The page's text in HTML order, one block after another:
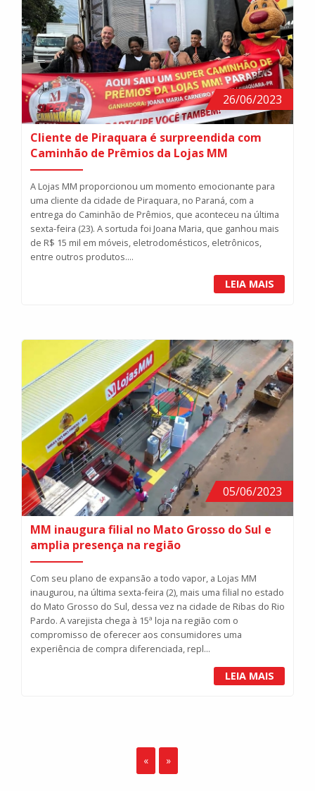
26/06/2023
Cliente de Piraquara é surpreendida com
Caminhão de Prêmios da Lojas MM
A Lojas MM proporcionou um momento emocionante para
uma cliente da cidade de Piraquara, no Paraná, com a
entrega do Caminhão de Prêmios, que aconteceu na última
sexta-feira (23). A sortuda foi Joana Maria, que ganhou mais
de R$ 15 mil em móveis, eletrodomésticos, eletrônicos,
entre outros produtos....
LEIA MAIS
05/06/2023
MM inaugura filial no Mato Grosso do Sul e
amplia presença na região
Com seu plano de expansão a todo vapor, a Lojas MM
inaugurou, na última sexta-feira (2), mais uma filial no estado
do Mato Grosso do Sul, dessa vez na cidade de Ribas do Rio
Pardo. A varejista chega à 15ª loja na região com o
compromisso de oferecer aos consumidores uma
experiência de compra diferenciada, repl...
LEIA MAIS
« »